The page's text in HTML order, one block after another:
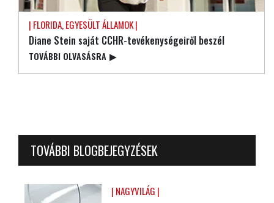
| FLORIDA, EGYESÜLT ÁLLAMOK |
Diane Stein saját CCHR-tevékenységeiről beszél
TOVÁBBI OLVASÁSRA ▶
TOVÁBBI BLOGBEJEGYZÉSEK
| NAGYVILÁG |